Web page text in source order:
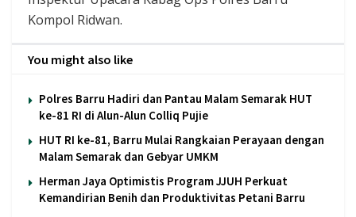
Kompol Ridwan.
You might also like
Polres Barru Hadiri dan Pantau Malam Semarak HUT
ke-81 RI di Alun-Alun Colliq Pujie
HUT RI ke-81, Barru Mulai Rangkaian Perayaan dengan
Malam Semarak dan Gebyar UMKM
Herman Jaya Optimistis Program JJUH Perkuat
Kemandirian Benih dan Produktivitas Petani Barru